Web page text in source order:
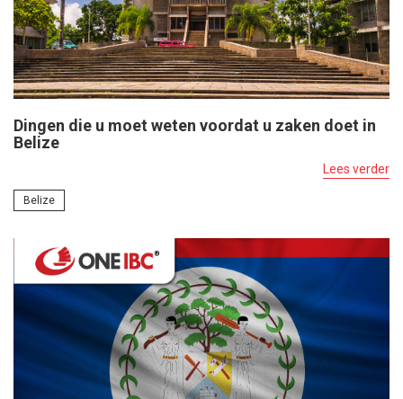
Dingen die u moet weten voordat u zaken doet in
Belize
Lees verder
Belize